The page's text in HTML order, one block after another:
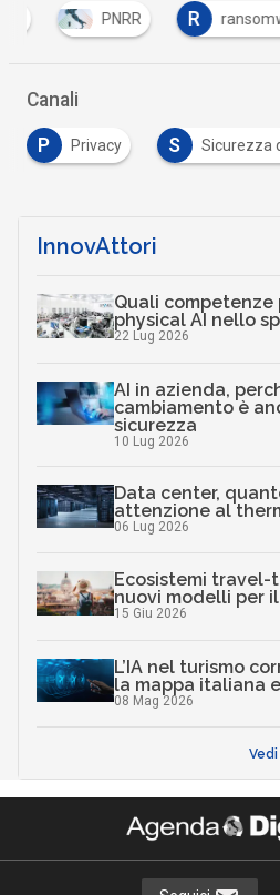
PNRR ransomware
Canali
P Privacy S Sicurezza
InnovAttori
Quali competenze
physical AI nello
22 Lug 2026
AI in azienda,
cambiamento è
sicurezza
10 Lug 2026
Data center,
attenzione al
06 Lug 2026
Ecosistemi travel-
nuovi modelli per
15 Giu 2026
L’IA nel turismo
la mappa italiana
08 Mag 2026